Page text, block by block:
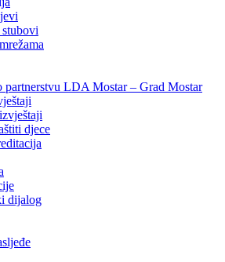
partnerstvu LDA Mostar – Grad Mostar
djece
dijalog